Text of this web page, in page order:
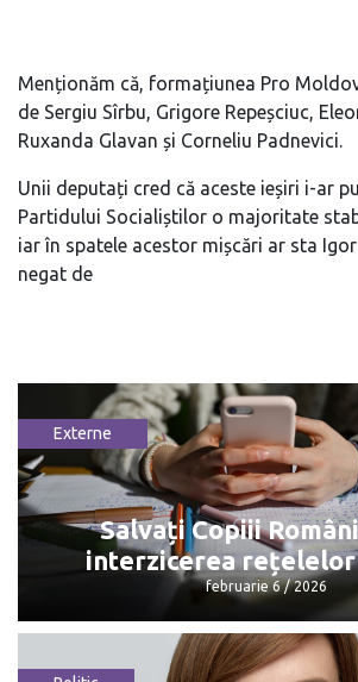
Menționăm că, formațiunea Pro
de Sergiu Sîrbu, Grigore Repeșciuc,
Ruxanda Glavan și Corneliu Padnevici.
Unii deputați cred că aceste ieșiri i-ar
Partidului Socialiștilor o majoritate
iar în spatele acestor mișcări ar sta
negat de
Externe
Salvați Copiii
interzicerea rețelelor
februarie 6 / 2026